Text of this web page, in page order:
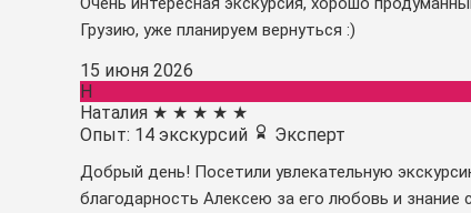
Грузию, уже планируем вернуться :)
15 июня 2026
Н
Наталия ★ ★ ★ ★ ★
Опыт: 14 экскурсий
Эксперт
Добрый день! Посетили увлекательную
благодарность Алексею за его любовь и